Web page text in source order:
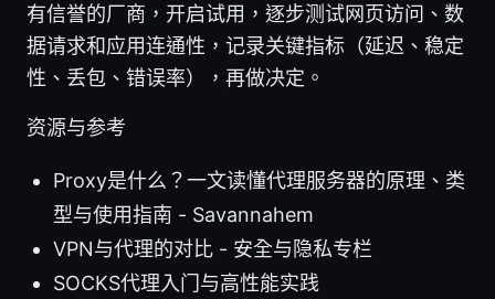
有信誉的厂商，开启试用，逐步测试网页访问、数
据请求和应用连通性，记录关键指标（延迟、稳定
性、丢包、错误率），再做决定。
资源与参考
Proxy是什么？一文读懂代理服务器的原理、类
型与使用指南 - Savannahem
VPN与代理的对比 - 安全与隐私专栏
SOCKS代理入门与高性能实践